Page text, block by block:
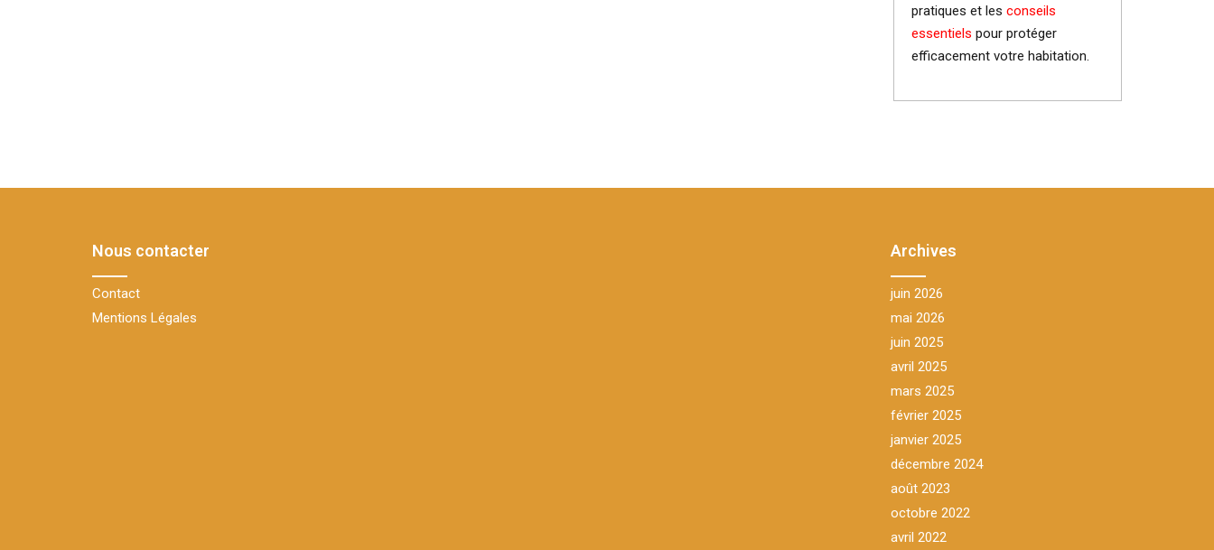
pratiques et les conseils
essentiels pour protéger
efficacement votre habitation.
Nous contacter
Contact
Mentions Légales
Archives
juin 2026
mai 2026
juin 2025
avril 2025
mars 2025
février 2025
janvier 2025
décembre 2024
août 2023
octobre 2022
avril 2022